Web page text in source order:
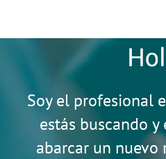
Soy el profesional
estás buscando y
abarcar un